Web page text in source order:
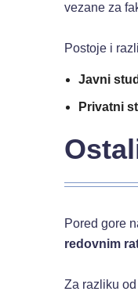
vezane za
Postoje i
Javni
Privatni
Pored gore
redovnim
Za razliku